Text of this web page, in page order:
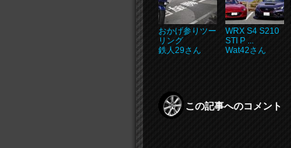
おかげ参りツー
リング
鉄人29さん
WRX S4 S210
STI P ...
Wat42さん
この記事へのコメント